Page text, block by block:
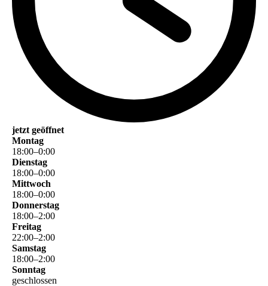
jetzt geöffnet
Montag
18:00–0:00
Dienstag
18:00–0:00
Mittwoch
18:00–0:00
Donnerstag
18:00–2:00
Freitag
22:00–2:00
Samstag
18:00–2:00
Sonntag
geschlossen